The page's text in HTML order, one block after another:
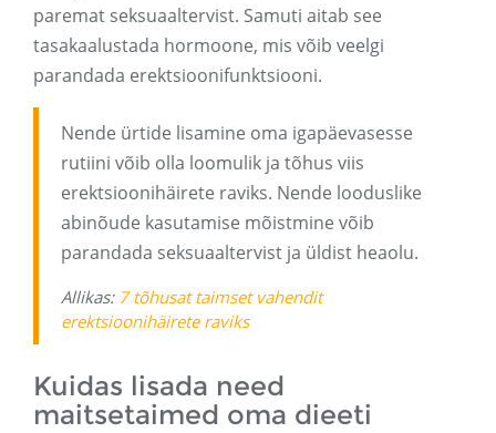
paremat seksuaaltervist. Samuti aitab see
tasakaalustada hormoone, mis võib veelgi
parandada erektsioonifunktsiooni.
Nende ürtide lisamine oma igapäevasesse
rutiini võib olla loomulik ja tõhus viis
erektsioonihäirete raviks. Nende looduslike
abinõude kasutamise mõistmine võib
parandada seksuaaltervist ja üldist heaolu.
Allikas: 7 tõhusat taimset vahendit
erektsioonihäirete raviks
Kuidas lisada need
maitsetaimed oma dieeti